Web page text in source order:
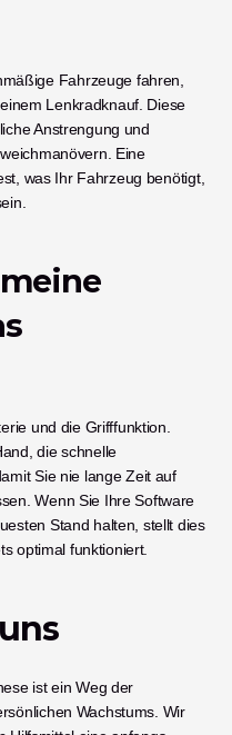
Fahrzeuge fahren,
Lenkradknauf. Diese
Anstrengung und
Eine
was Ihr Fahrzeug benötigt,
und die Grifffunktion.
die schnelle
Sie nie lange Zeit auf
Wenn Sie Ihre Software
Stand halten, stellt dies
optimal funktioniert.
ist ein Weg der
Wachstums. Wir